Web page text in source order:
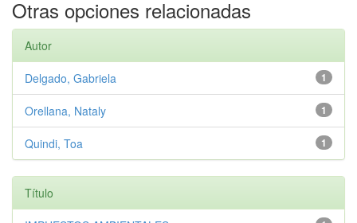
Otras opciones relacionadas
Autor
1
Delgado, Gabriela
1
Orellana, Nataly
1
Quindi, Toa
Título